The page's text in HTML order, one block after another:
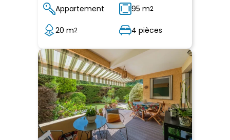
Appartement 95 m2
20 m2 4 pièces